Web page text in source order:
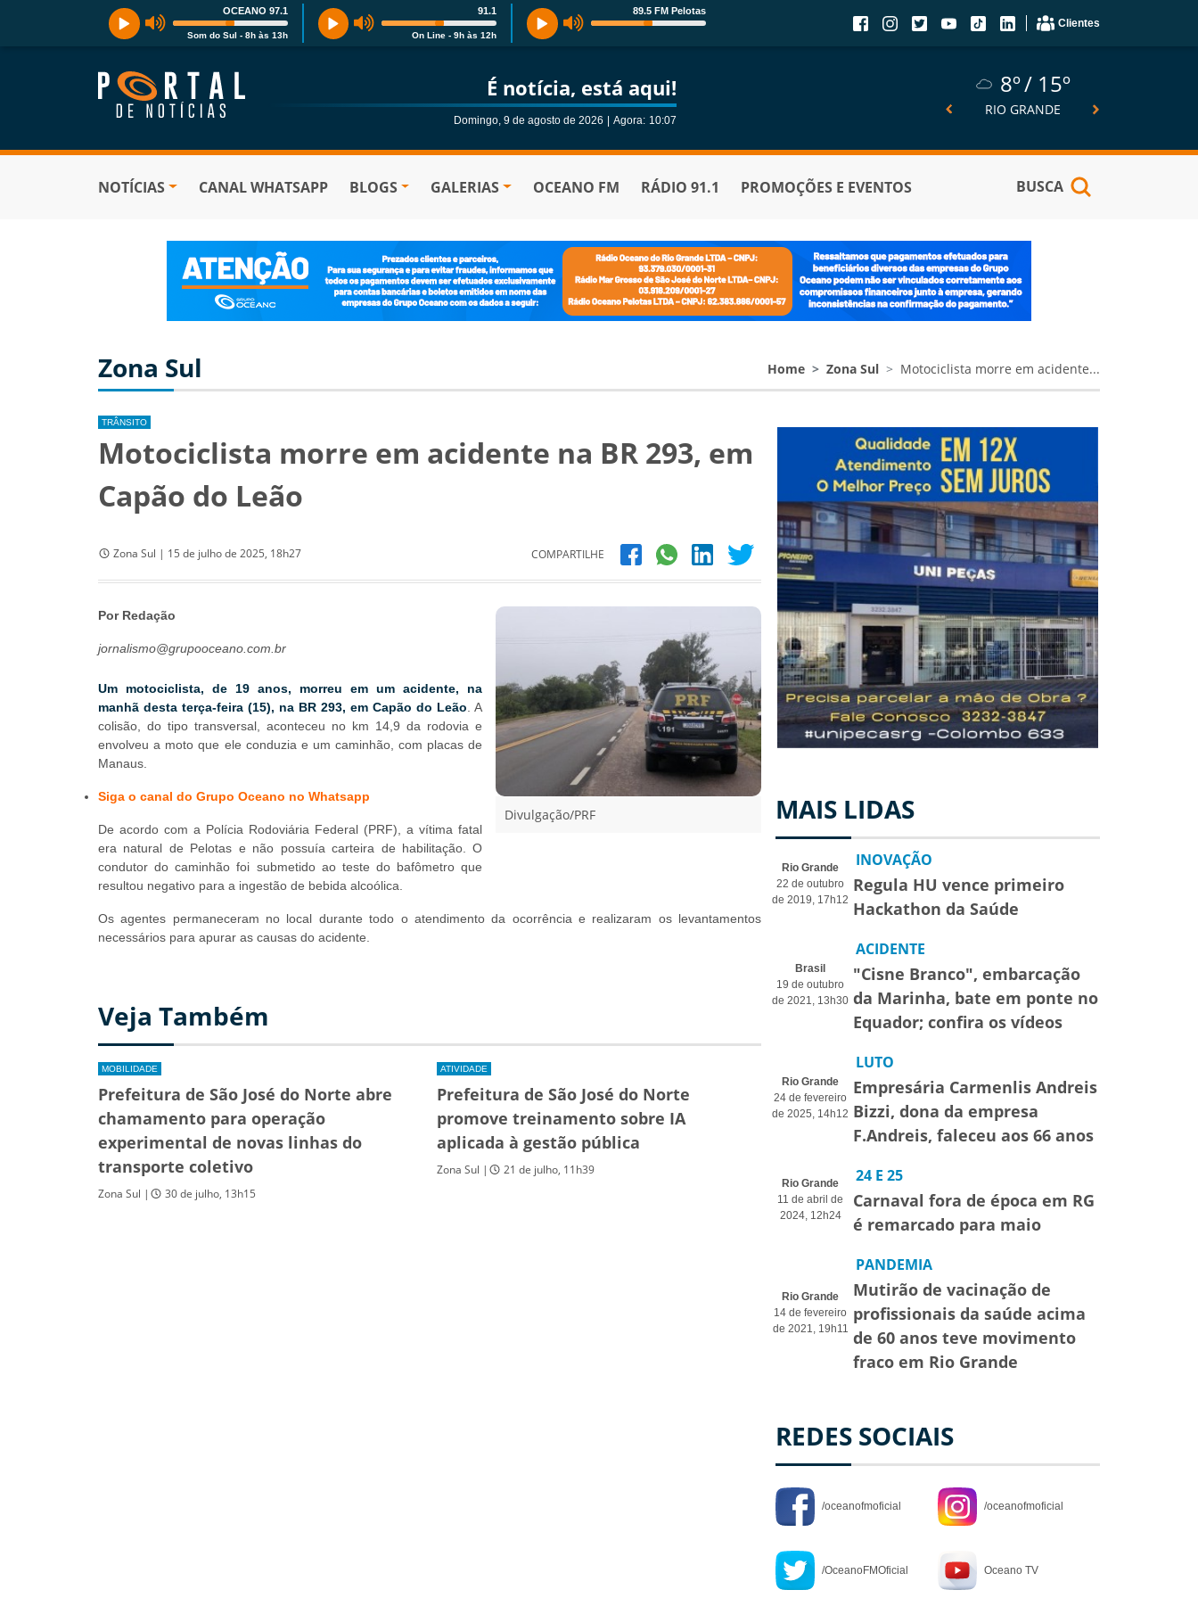
OCEANO 97.1
Som do Sul - 8h às 13h
91.1
On Line - 9h às 12h
89.5 FM Pelotas
Clientes
É notícia, está aqui!
Domingo, 9 de agosto de 2026 | Agora: 10:07
8º 15º
RIO GRANDE
NOTÍCIAS CANAL WHATSAPP BLOGS GALERIAS OCEANO FM RÁDIO 91.1 PROMOÇÕES E EVENTOS BUSCA
Zona Sul Home Zona Sul Motociclista morre em acidente...
TRÂNSITO
Motociclista morre em acidente na BR 293, em
Capão do Leão
Zona Sul | 15 de julho de 2025, 18h27 COMPARTILHE
Divulgação/PRF
Por Redação
jornalismo@grupooceano.com.br
Um motociclista, de 19 anos, morreu em um acidente, na
manhã desta terça-feira (15), na BR 293, em Capão do Leão . A
colisão, do tipo transversal, aconteceu no km 14,9 da rodovia e
envolveu a moto que ele conduzia e um caminhão, com placas de
Manaus.
Siga o canal do Grupo Oceano no Whatsapp
De acordo com a Polícia Rodoviária Federal (PRF), a vítima fatal
era natural de Pelotas e não possuía carteira de habilitação. O
condutor do caminhão foi submetido ao teste do bafômetro que
resultou negativo para a ingestão de bebida alcoólica.
Os agentes permaneceram no local durante todo o atendimento da ocorrência e realizaram os levantamentos
necessários para apurar as causas do acidente.
Veja Também
MOBILIDADE
Prefeitura de São José do Norte abre
chamamento para operação
experimental de novas linhas do
transporte coletivo
Zona Sul | 30 de julho, 13h15
ATIVIDADE
Prefeitura de São José do Norte
promove treinamento sobre IA
aplicada à gestão pública
Zona Sul | 21 de julho, 11h39
MAIS LIDAS
Rio Grande
22 de outubro
de 2019, 17h12
INOVAÇÃO
Regula HU vence primeiro
Hackathon da Saúde
Brasil
19 de outubro
de 2021, 13h30
ACIDENTE
"Cisne Branco", embarcação
da Marinha, bate em ponte no
Equador; confira os vídeos
Rio Grande
24 de fevereiro
de 2025, 14h12
LUTO
Empresária Carmenlis Andreis
Bizzi, dona da empresa
F.Andreis, faleceu aos 66 anos
Rio Grande
11 de abril de
2024, 12h24
24 E 25
Carnaval fora de época em RG
é remarcado para maio
Rio Grande
14 de fevereiro
de 2021, 19h11
PANDEMIA
Mutirão de vacinação de
profissionais da saúde acima
de 60 anos teve movimento
fraco em Rio Grande
REDES SOCIAIS
/oceanofmoficial /oceanofmoficial
/OceanoFMOficial Oceano TV